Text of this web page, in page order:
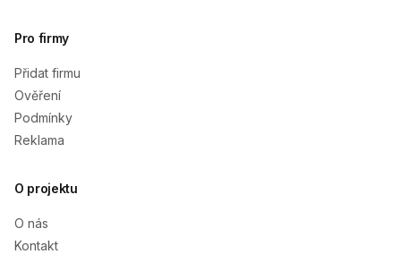
Pro firmy
Přidat firmu
Ověření
Podmínky
Reklama
O projektu
O nás
Kontakt